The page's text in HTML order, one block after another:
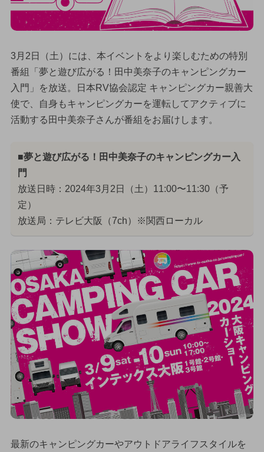
3月2日（土）には、本イベントをより楽しむための特別
番組「夢と遊び広がる！田中美奈子のキャンピングカー
入門」を放送。日本RV協会認定 キャンピングカー親善大
使で、自身もキャンピングカーを運転してアクティブに
活動する田中美奈子さんが番組をお届けします。
■夢と遊び広がる！田中美奈子のキャンピングカー入
門
放送日時：2024年3月2日（土）11:00〜11:30（予
定）
放送局：テレビ大阪（7ch）※関西ローカル
最新のキャンピングカーやアウトドアライフスタイルを